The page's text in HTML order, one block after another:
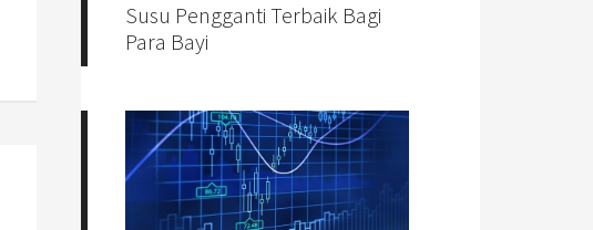
Susu Pengganti Terbaik Bagi
Para Bayi